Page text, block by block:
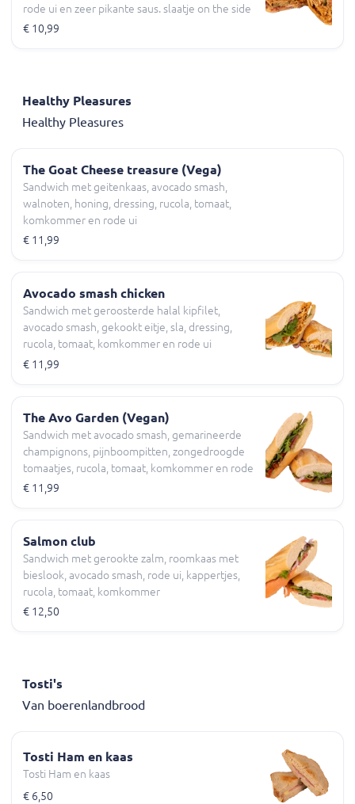
rode ui en zeer pikante saus. slaatje on the side
€ 10,99
Healthy Pleasures
Healthy Pleasures
The Goat Cheese treasure (Vega)
Sandwich met geitenkaas, avocado smash,
walnoten, honing, dressing, rucola, tomaat,
komkommer en rode ui
€ 11,99
Avocado smash chicken
Sandwich met geroosterde halal kipfilet,
avocado smash, gekookt eitje, sla, dressing,
rucola, tomaat, komkommer en rode ui
€ 11,99
The Avo Garden (Vegan)
Sandwich met avocado smash, gemarineerde
champignons, pijnboompitten, zongedroogde
tomaatjes, rucola, tomaat, komkommer en rode
ui
€ 11,99
Salmon club
Sandwich met gerookte zalm, roomkaas met
bieslook, avocado smash, rode ui, kappertjes,
rucola, tomaat, komkommer
€ 12,50
Tosti's
Van boerenlandbrood
Tosti Ham en kaas
Tosti Ham en kaas
€ 6,50